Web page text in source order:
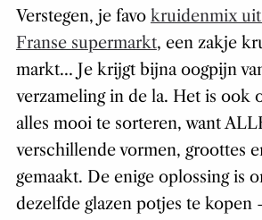
Verstegen, je favo kruidenmix
Franse supermarkt, een zakje
markt… Je krijgt bijna oogpijn
verzameling in de la. Het is ook
alles mooi te sorteren, want
verschillende vormen, groottes
gemaakt. De enige oplossing is
dezelfde glazen potjes te kopen